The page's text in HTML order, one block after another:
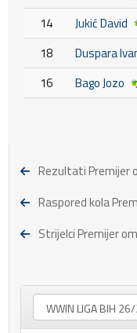
14 Jukić David
18 Duspara
16 Bago Jozo
Rezultati Premijer
Raspored kola
Strijelci Premijer